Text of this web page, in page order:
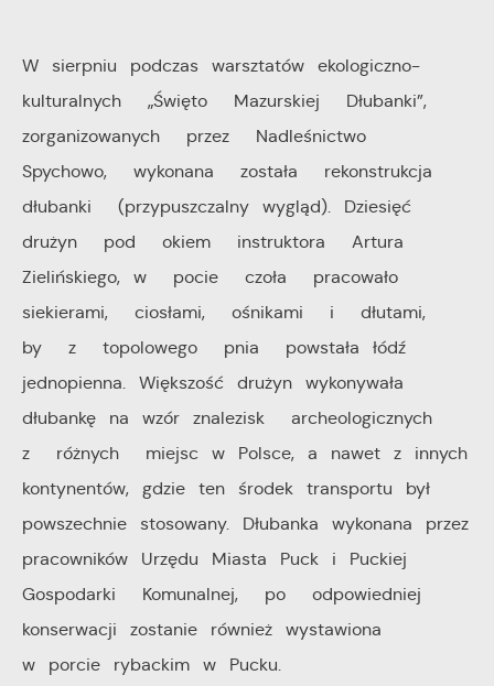
W sierpniu podczas warsztatów ekologiczno-
kulturalnych „Święto Mazurskiej Dłubanki”,
zorganizowanych przez Nadleśnictwo
Spychowo, wykonana została rekonstrukcja
dłubanki (przypuszczalny wygląd). Dziesięć
drużyn pod okiem instruktora Artura
Zielińskiego, w pocie czoła pracowało
siekierami, ciosłami, ośnikami i dłutami,
by z topolowego pnia powstała łódź
jednopienna. Większość drużyn wykonywała
dłubankę na wzór znalezisk archeologicznych
z różnych miejsc w Polsce, a nawet z innych
kontynentów, gdzie ten środek transportu był
powszechnie stosowany. Dłubanka wykonana przez
pracowników Urzędu Miasta Puck i Puckiej
Gospodarki Komunalnej, po odpowiedniej
konserwacji zostanie również wystawiona
w porcie rybackim w Pucku.
w zakresie wykorzystywania witryny internetowej,
miejsca oraz częstotliwości, z jaką odwiedzane są
nasze serwisy www. Dane pozwalają nam na ocenę
naszych serwisów internetowych pod względem ich
popularności wśród użytkowników. Zgromadzone
Wyrażenie zgody na analityczne pliki cookies
gwarantuje dostępność wszystkich funkcjonalności.
Reklamowe
Dzięki reklamowym plikom cookies prezentujemy Ci
najciekawsze informacje i aktualności na stronach
naszych partnerów.
Promocyjne pliki cookies służą do prezentowania Ci
naszych komunikatów na podstawie analizy Twoich
upodobań oraz Twoich zwyczajów dotyczących
przeglądanej witryny internetowej. Treści promocyjne
mogą pojawić się na stronach podmiotów trzecich lub
firm będących naszymi partnerami oraz innych
pośredników prezentujących nasze treści w postaci
wiadomości, ofert, komunikatów mediów
społecznościowych.
Więcej